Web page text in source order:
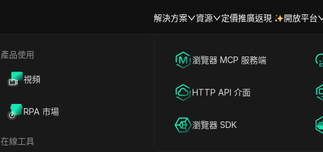
解決方案
海外社媒營銷
廣告投放
帳號共享
資源
產品使用
視頻
RPA 市場
在線工具
定價推廣返現 開放平台
瀏覽器 MCP 服務端
HTTP API 介面
瀏覽器 SDK
從世界任何地方在線賺錢的10種行
林子峰
2025年4月